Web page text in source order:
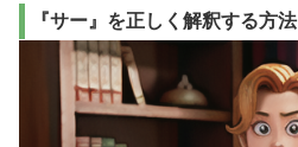
『サー』を正しく解釈する方法